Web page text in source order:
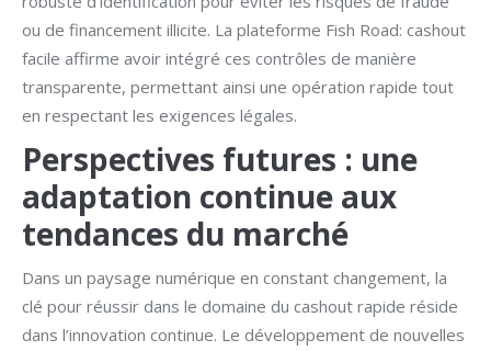
ou de financement illicite. La plateforme Fish Road: cashout
facile affirme avoir intégré ces contrôles de manière
transparente, permettant ainsi une opération rapide tout
en respectant les exigences légales.
Perspectives futures : une
adaptation continue aux
tendances du marché
Dans un paysage numérique en constant changement, la
clé pour réussir dans le domaine du cashout rapide réside
dans l’innovation continue. Le développement de nouvelles